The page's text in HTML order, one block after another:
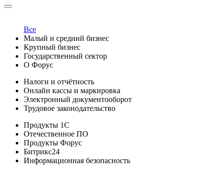
Все
Малый и средний бизнес
Крупный бизнес
Государственный сектор
О Форус
Налоги и отчётность
Онлайн кассы и маркировка
Электронный документооборот
Трудовое законодательство
Продукты 1С
Отечественное ПО
Продукты Форус
Битрикс24
Информационная безопасность